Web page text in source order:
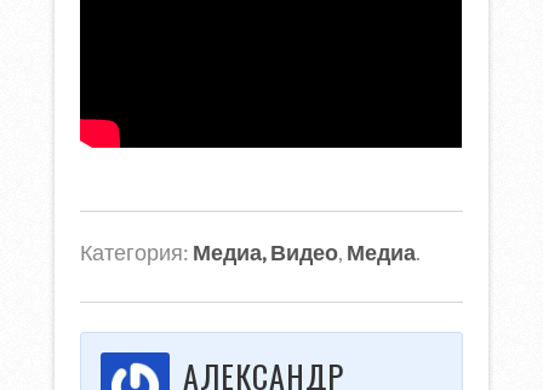
Категория: Медиа, Видео, Медиа.
АЛЕКСАНДР